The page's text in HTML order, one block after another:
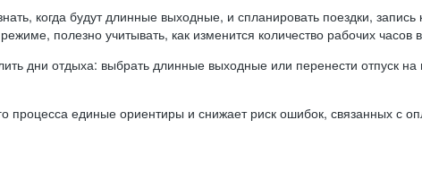
когда будут длинные выходные, и спланировать поездки,
полезно учитывать, как изменится количество рабочих часов
дни отдыха: выбрать длинные выходные или перенести отпуск
процесса единые ориентиры и снижает риск ошибок, связанных с